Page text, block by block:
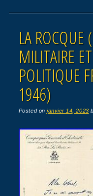
LA ROCQUE
MILITAIRE
POLITIQUE
1946)
Posted onjanvier 14, 2023